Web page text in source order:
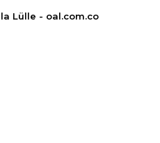
Lülle - oal.com.co